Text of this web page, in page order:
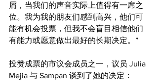
屑，当我们的声音实际上值得有一席之
位。我为我的朋友们感到高兴，他们可
能有机会投票，但我不会盲目相信他们
有能力或愿意做出最好的长期决定。”
投赞成票的市议会成员之一，议员 Julia
Mejia 与 Sampan 谈到了她的决定：